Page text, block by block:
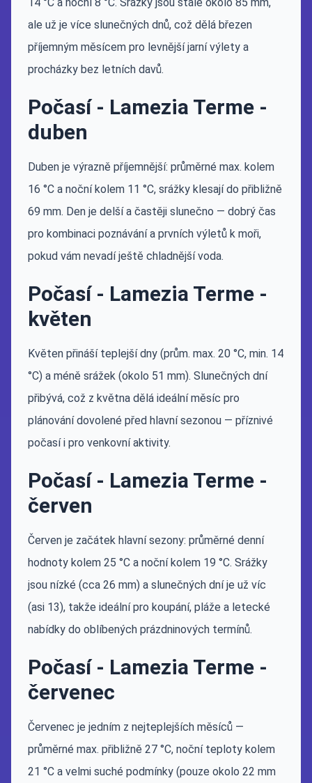
ale už je více slunečných dnů, což dělá březen
příjemným měsícem pro levnější jarní výlety a
procházky bez letních davů.
Počasí - Lamezia Terme -
duben
Duben je výrazně příjemnější: průměrné max. kolem
16 °C a noční kolem 11 °C, srážky klesají do přibližně
69 mm. Den je delší a častěji slunečno — dobrý čas
pro kombinaci poznávání a prvních výletů k moři,
pokud vám nevadí ještě chladnější voda.
Počasí - Lamezia Terme -
květen
Květen přináší teplejší dny (prům. max. 20 °C, min. 14
°C) a méně srážek (okolo 51 mm). Slunečných dní
přibývá, což z května dělá ideální měsíc pro
plánování dovolené před hlavní sezonou — příznivé
počasí i pro venkovní aktivity.
Počasí - Lamezia Terme -
červen
Červen je začátek hlavní sezony: průměrné denní
hodnoty kolem 25 °C a noční kolem 19 °C. Srážky
jsou nízké (cca 26 mm) a slunečných dní je už víc
(asi 13), takže ideální pro koupání, pláže a letecké
nabídky do oblíbených prázdninových termínů.
Počasí - Lamezia Terme -
červenec
Červenec je jedním z nejteplejších měsíců —
průměrné max. přibližně 27 °C, noční teploty kolem
21 °C a velmi suché podmínky (pouze okolo 22 mm